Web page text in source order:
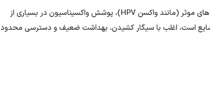
محققان تاکید می کنند که با وجود در دسترس بودن واکسن های موثر (مانند واکسن HPV)، پوشش واکسیناسیون در بسیاری از
است، اغلب با سیگار کشیدن، بهداشت ضعیف و دسترسی محدود